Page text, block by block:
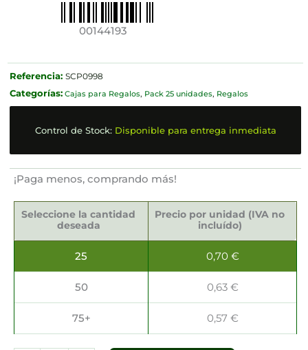
00144193
Referencia: SCP0998
Categorías: Cajas para Regalos, Pack 25 unidades, Regalos
Control de Stock: Disponible para entrega inmediata
¡Paga menos, comprando más!
Seleccione la cantidad
deseada
Precio por unidad (IVA no
incluído)
25 0,70 €
50 0,63 €
75+ 0,57 €
para